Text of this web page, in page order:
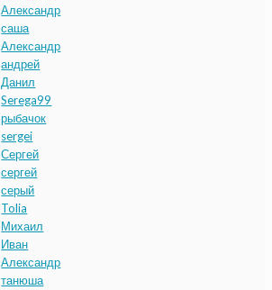
Александр
саша
Александр
андрей
Данил
Serega99
рыбачок
sergei
Сергей
сергей
серый
Tolia
Михаил
Иван
Александр
танюша